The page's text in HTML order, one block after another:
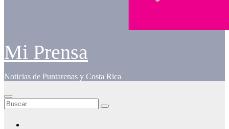
Mi Prensa
Noticias de Puntarenas y Costa Rica